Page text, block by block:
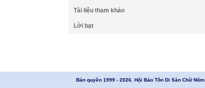
Tài liệu tham khảo
Lời bạt
Bản quyền 1999 - 2026. Hội Bảo Tồn Di Sản Chữ Nôm.